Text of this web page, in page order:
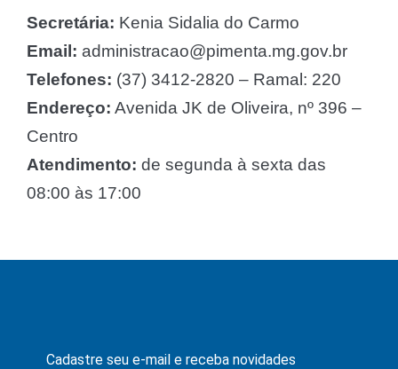
Secretária: Kenia Sidalia do Carmo
Email: administracao@pimenta.mg.gov.br
Telefones: (37) 3412-2820 – Ramal: 220
Endereço: Avenida JK de Oliveira, nº 396 –
Centro
Atendimento: de segunda à sexta das
08:00 às 17:00
Cadastre seu e-mail e receba novidades